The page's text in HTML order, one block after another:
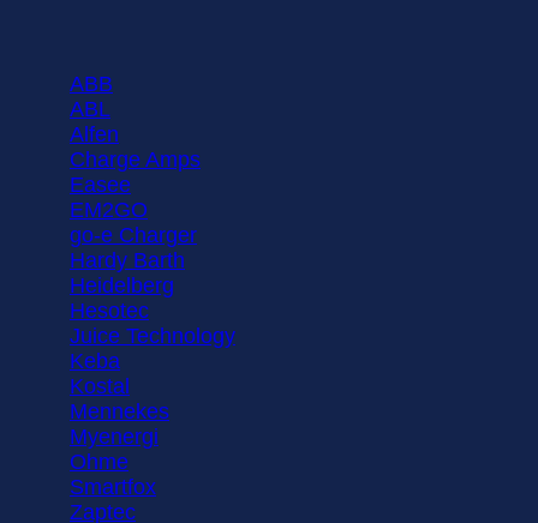
ABB
ABL
Alfen
Charge Amps
Easee
EM2GO
go-e Charger
Hardy Barth
Heidelberg
Hesotec
Juice Technology
Keba
Kostal
Mennekes
Myenergi
Ohme
Smartfox
Zaptec